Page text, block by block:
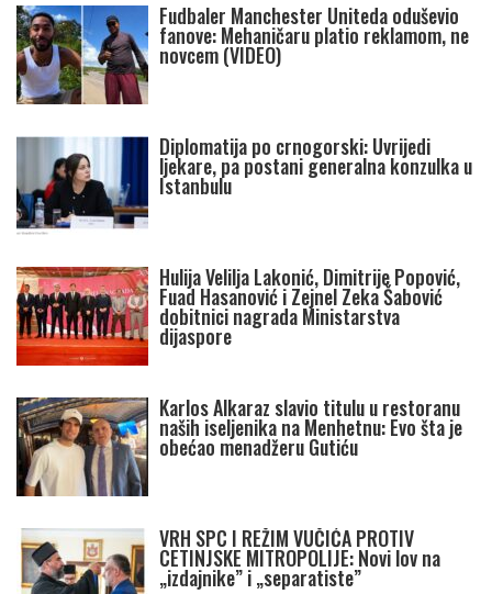
Fudbaler Manchester Uniteda oduševio
fanove: Mehaničaru platio reklamom, ne
novcem (VIDEO)
Diplomatija po crnogorski: Uvrijedi
ljekare, pa postani generalna konzulka u
Istanbulu
Hulija Velilja Lakonić, Dimitrije Popović,
Fuad Hasanović i Zejnel Zeka Šabović
dobitnici nagrada Ministarstva
dijaspore
Karlos Alkaraz slavio titulu u restoranu
naših iseljenika na Menhetnu: Evo šta je
obećao menadžeru Gutiću
VRH SPC I REŽIM VUČIĆA PROTIV
CETINJSKE MITROPOLIJE: Novi lov na
„izdajnike” i „separatiste”